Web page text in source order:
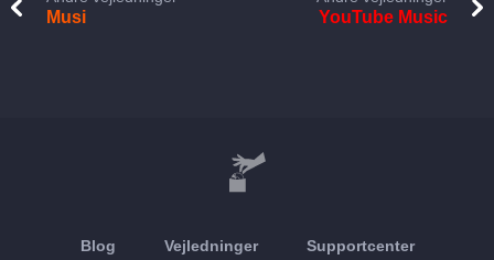
Musi YouTube Music
Blog Vejledninger Supportcenter